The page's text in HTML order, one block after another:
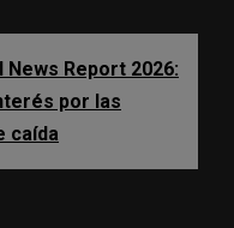
News Report 2026:
por las
caída